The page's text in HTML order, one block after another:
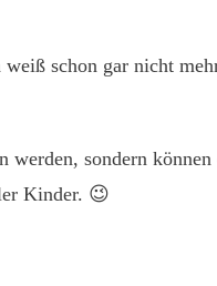
schon gar nicht
werden, sondern
Kinder. 😉